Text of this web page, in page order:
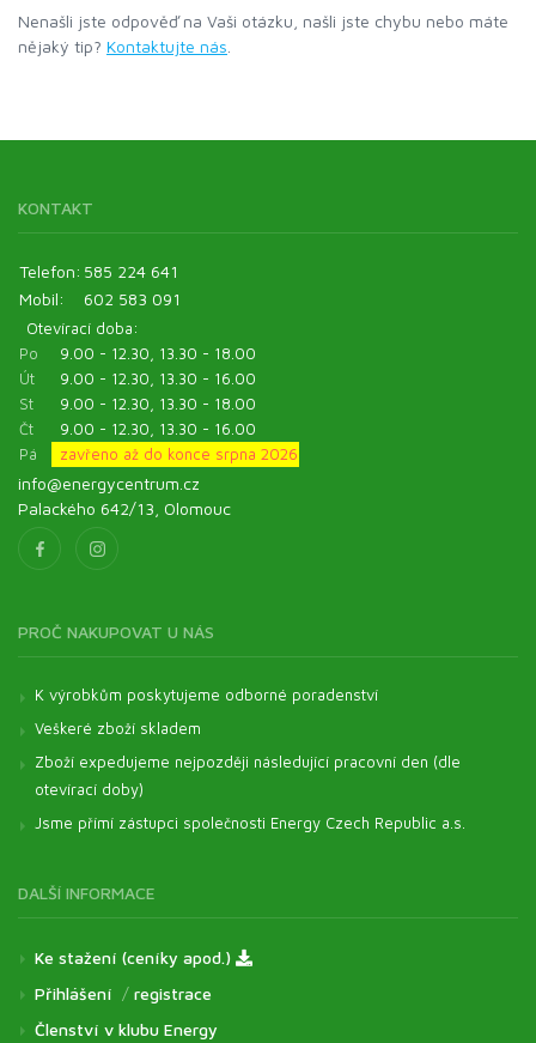
Nenašli jste odpověď na Vaši otázku, našli jste chybu nebo máte
nějaký tip? Kontaktujte nás
KONTAKT
Telefon: 585 224 641
Mobil:
602 583 091
Otevírací doba:
Po
9.00 - 12.30, 13.30 - 18.00
Út
9.00 - 12.30, 13.30 - 16.00
St
9.00 - 12.30, 13.30 - 18.00
Čt
9.00 - 12.30, 13.30 - 16.00
Pá
zavřeno až do konce srpna 2026
info@energycentrum.cz
Palackého 642/13, Olomouc
PROČ NAKUPOVAT U NÁS
K výrobkům poskytujeme odborné poradenství
Veškeré zboží skladem
Zboží expedujeme nejpozději následující pracovní den (dle
otevírací doby)
Jsme přímí zástupci společnosti Energy Czech Republic a.s.
DALŠÍ INFORMACE
Ke stažení (ceníky apod.)
Přihlášení / registrace
Členství v klubu Energy